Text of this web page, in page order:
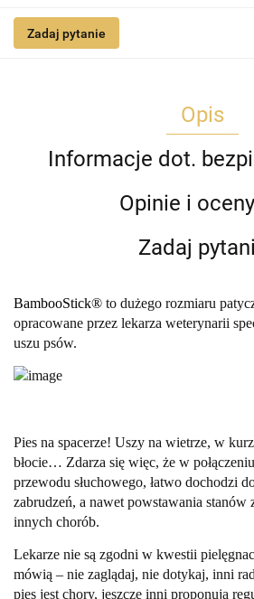
Zadaj pytanie
Opis
Informacje dot.
Opinie i
Zadaj
BambooStick® to dużego rozmiaru
opracowane przez lekarza weterynarii
uszu psów.
Pies na spacerze! Uszy na wietrze, w
błocie… Zdarza się więc, że w
przewodu słuchowego, łatwo dochodzi
zabrudzeń, a nawet powstawania
innych chorób.
Lekarze nie są zgodni w kwestii
mówią – nie zaglądaj, nie dotykaj, inni
pies jest chory, jeszcze inni proponują